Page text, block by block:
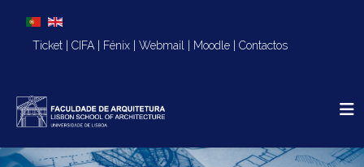
Escolha o seu idioma
Ticket CIFA Fénix Webmail Moodle Contactos